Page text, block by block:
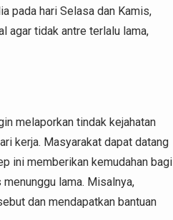
pada hari Selasa dan Kamis,
agar tidak antre terlalu lama,
melaporkan tindak kejahatan
kerja. Masyarakat dapat datang
ini memberikan kemudahan bagi
lama. Misalnya,
dan mendapatkan bantuan